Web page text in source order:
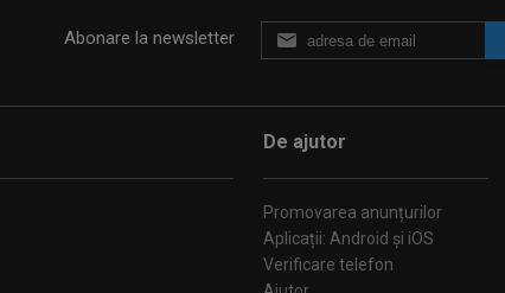
Abonare la newsletter
De ajutor
Promovarea anunțurilor
Aplicații: Android și iOS
Verificare telefon